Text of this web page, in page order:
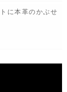
に本革のかぶせ